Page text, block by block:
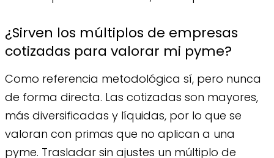
¿Sirven los múltiplos de empresas
cotizadas para valorar mi pyme?
Como referencia metodológica sí, pero nunca
de forma directa. Las cotizadas son mayores,
más diversificadas y líquidas, por lo que se
valoran con primas que no aplican a una
pyme. Trasladar sin ajustes un múltiplo de